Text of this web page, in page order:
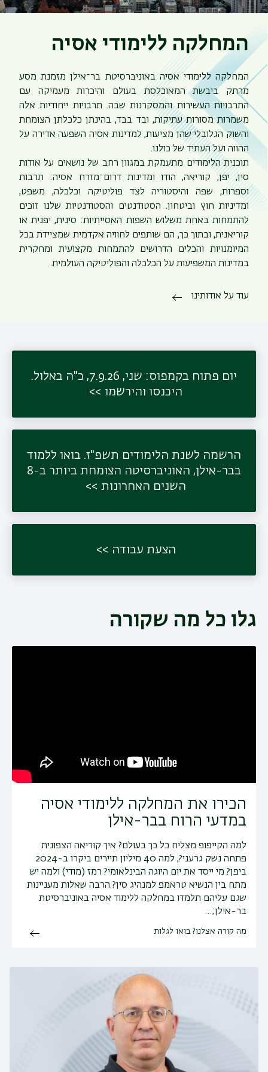
המחלקה ללימודי אסיה
המחלקה ללימודי אסיה באוניברסיטת בר־אילן מזמנת מסע
מרתק ביבשת המאוכלסת בעולם והיכרות מעמיקה עם
התרבויות העשירות והמסקרנות שבה. תרבויות ייחודיות אלה
משמרות מסורות עתיקות, ובד בבד, בהינתן כלכלתן הצומחת
והשוק הגלובלי שהן מציעות, למדינות אסיה השפעה אדירה על
ההווה ועל העתיד של כולנו.
תוכנית הלימודים מתעמקת במגוון רחב של נושאים על אודות
סין, יפן, קוריאה, הודו ומדינות דרום־מזרח אסיה: תרבות
וספרות, שפה והיסטוריה לצד פוליטיקה וכלכלה, משפט,
ומדיניות חוץ וביטחון. הסטודנטים והסטודנטיות שלנו זוכים
להתמחות באחת משלוש השפות האסייתיות: סינית, יפנית או
קוריאנית, ובתוך כך, הם שותפים לחוויה אקדמית שמציידת בכל
המיומנויות והכלים הדרושים להתמחות מקצועית ומחקרית
במדינות המשפיעות על הכלכלה והפוליטיקה העולמית.
עוד על אודותינו
יום פתוח בקמפוס: שני, 7.9.26, כ"ה באלול.
היכנסו והירשמו
הרשמה לשנת הלימודים תשפ"ז. בואו ללמוד
בבר-אילן, האוניברסיטה הצומחת ביותר ב-8
השנים האחרונות
הצעת עבודה
גלו כל מה שקורה
הכירו את המחלקה ללימודי אסיה
במדעי הרוח בבר-אילן
למה הקייפופ מצליח כל כך בעולם? איך קוריאה הצפונית
פתחה נשק גרעני?, למה 40 מיליון תיירים ביקרו ב-2024
ביפן? מי ייסד את יום היוגה הבינלאומי? רמז (מודי) ולמה יש
מתח בין הנשיא טראמפ למנהיג סין? הרבה שאלות מעניינות
שגם עליהם תלמדו במחלקה ללימוד אסיה באוניברסיטת
בר-אילן;…
מה קורה אצלנו? בואו לגלות